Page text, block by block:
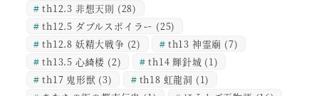
th12.3 非想天則 (28)
th12.5 ダブルスポイラー (25)
th12.8 妖精大戦争 (2) th13 神霊廟 (7)
th13.5 心綺楼 (2) th14 輝針城 (1)
th17 鬼形獣 (3) th18 虹龍洞 (1)